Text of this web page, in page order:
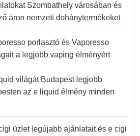
Szombathely városában és
áron nemzeti dohánytermékeket
porlasztó és Vaporesso
a legjobb vaping élményért
világát Budapest legjobb
az e liquid élmény minden
üzlet legújabb ajánlatait és e cigi